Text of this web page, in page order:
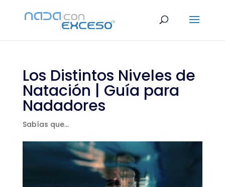
Los Distintos Niveles de
Natación | Guía para
Nadadores
Sabías que...